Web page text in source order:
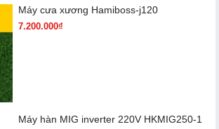
Máy cưa xương Hamiboss-j120
7.200.000₫
Máy hàn MIG inverter 220V HKMIG250-1